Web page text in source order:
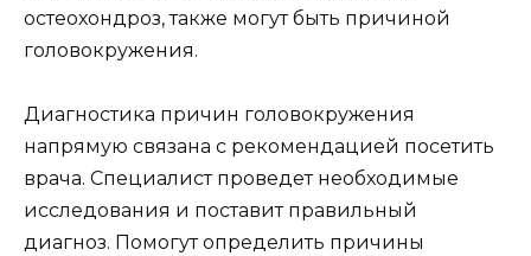
остеохондроз, также могут быть причиной
головокружения.
Диагностика причин головокружения
напрямую связана с рекомендацией посетить
врача. Специалист проведет необходимые
исследования и поставит правильный
диагноз. Помогут определить причины